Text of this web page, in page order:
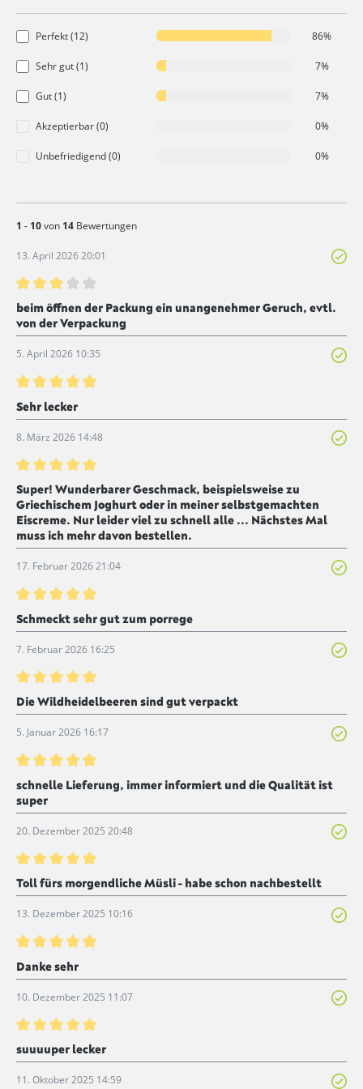
Perfekt (12) 86%
Sehr gut (1) 7%
Gut (1) 7%
Akzeptierbar (0) 0%
Unbefriedigend (0) 0%
1 - 10von 14 Bewertungen
13. April 2026 20:01
Bewertung mit 3 von 5 Sternen
beim öffnen der Packung ein unangenehmer Geruch, evtl.
von der Verpackung
5. April 2026 10:35
Bewertung mit 5 von 5 Sternen
Sehr lecker
8. März 2026 14:48
Bewertung mit 5 von 5 Sternen
Super! Wunderbarer Geschmack, beispielsweise zu
Griechischem Joghurt oder in meiner selbstgemachten
Eiscreme. Nur leider viel zu schnell alle ... Nächstes Mal
muss ich mehr davon bestellen.
17. Februar 2026 21:04
Bewertung mit 5 von 5 Sternen
Schmeckt sehr gut zum porrege
7. Februar 2026 16:25
Bewertung mit 5 von 5 Sternen
Die Wildheidelbeeren sind gut verpackt
5. Januar 2026 16:17
Bewertung mit 5 von 5 Sternen
schnelle Lieferung, immer informiert und die Qualität ist
super
20. Dezember 2025 20:48
Bewertung mit 5 von 5 Sternen
Toll fürs morgendliche Müsli - habe schon nachbestellt
13. Dezember 2025 10:16
Bewertung mit 5 von 5 Sternen
Danke sehr
10. Dezember 2025 11:07
Bewertung mit 5 von 5 Sternen
suuuuper lecker
11. Oktober 2025 14:59